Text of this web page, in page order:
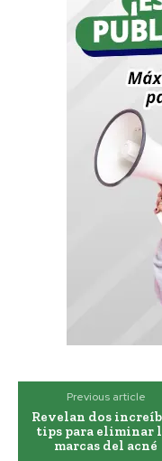
Previous article
Revelan dos
tips para eliminar
marcas del acné